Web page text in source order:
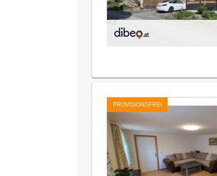
PROVISIONSFREI